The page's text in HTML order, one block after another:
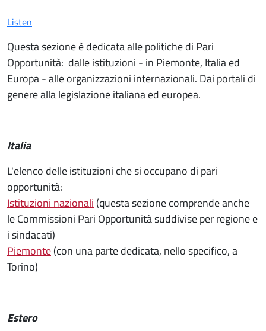
Listen
Questa sezione è dedicata alle politiche di Pari
Opportunità: dalle istituzioni - in Piemonte, Italia ed
Europa - alle organizzazioni internazionali. Dai portali di
genere alla legislazione italiana ed europea.
Italia
L'elenco delle istituzioni che si occupano di pari
opportunità:
Istituzioni nazionali (questa sezione comprende anche
le Commissioni Pari Opportunità suddivise per regione e
i sindacati)
Piemonte(con una parte dedicata, nello specifico, a
Torino)
Estero